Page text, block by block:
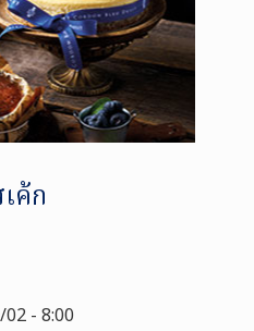
ค้ก
- 8:00